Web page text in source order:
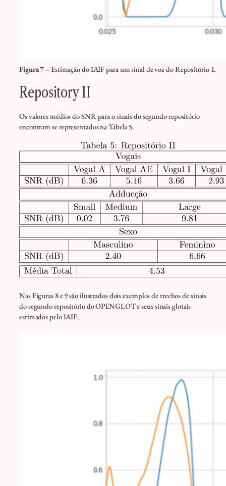
Figura 7 – Estimação do IAIF para um sinal de voz do Repositório 1.
Repository II
Os valores médios do SNR para o sinais do segundo repositório
encontram se representados na Tabela 5.
Nas Figuras 8 e 9 são ilustrados dois exemplos de trechos de sinais
do segundo repositório do OPENGLOT e seus sinais glotais
estimados pelo IAIF.